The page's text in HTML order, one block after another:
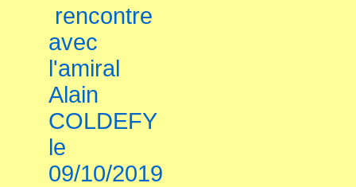
rencontre
avec
l'amiral
Alain
COLDEFY
le
09/10/2019